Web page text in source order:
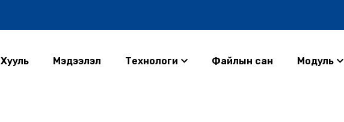
Хууль Мэдээлэл Технологи Файлын сан Модуль